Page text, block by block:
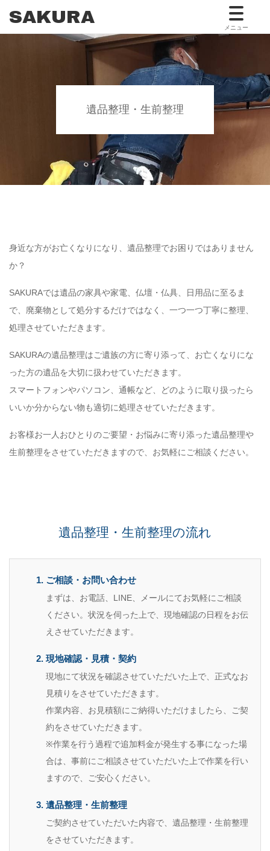
SAKURA
メニュー
遺品整理・生前整理
身近な方がお亡くなりになり、遺品整理でお困りではありません
か？
SAKURAでは遺品の家具や家電、仏壇・仏具、日用品に至るま
で、廃棄物として処分するだけではなく、一つ一つ丁寧に整理、
処理させていただきます。
SAKURAの遺品整理はご遺族の方に寄り添って、お亡くなりにな
った方の遺品を大切に扱わせていただきます。
スマートフォンやパソコン、通帳など、どのように取り扱ったら
いいか分からない物も適切に処理させていただきます。
お客様お一人おひとりのご要望・お悩みに寄り添った遺品整理や
生前整理をさせていただきますので、お気軽にご相談ください。
遺品整理・生前整理の流れ
ご相談・お問い合わせ
まずは、お電話、LINE、メールにてお気軽にご相談
ください。状況を伺った上で、現地確認の日程をお伝
えさせていただきます。
現地確認・見積・契約
現地にて状況を確認させていただいた上で、正式なお
見積りをさせていただきます。
作業内容、お見積額にご納得いただけましたら、ご契
約をさせていただきます。
※作業を行う過程で追加料金が発生する事になった場
合は、事前にご相談させていただいた上で作業を行い
ますので、ご安心ください。
遺品整理・生前整理
ご契約させていただいた内容で、遺品整理・生前整理
をさせていただきます。